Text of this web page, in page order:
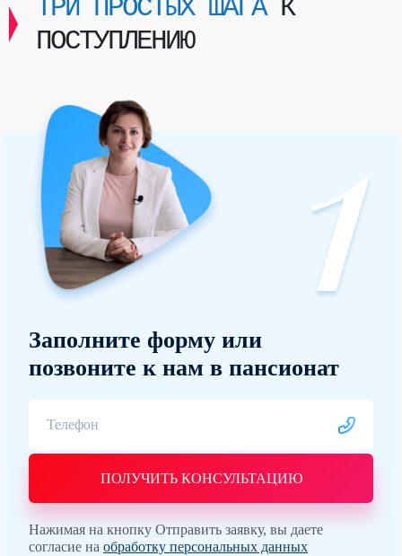
ТРИ ПРОСТЫХ ШАГАК
ПОСТУПЛЕНИЮ
Заполните форму или
позвоните к нам в пансионат
ПОЛУЧИТЬ КОНСУЛЬТАЦИЮ
Нажимая на кнопку Отправить заявку, вы даете
согласие на обработку персональных данных